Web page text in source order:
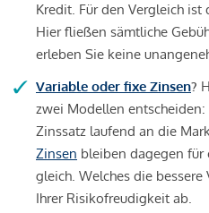
Kredit. Für den Vergleich ist
Hier fließen sämtliche
erleben Sie keine
Variable oder fixe Zinsen?
zwei Modellen entscheiden:
Zinssatz laufend an die
Zinsen bleiben dagegen
gleich. Welches die
Ihrer Risikofreudigkeit ab.